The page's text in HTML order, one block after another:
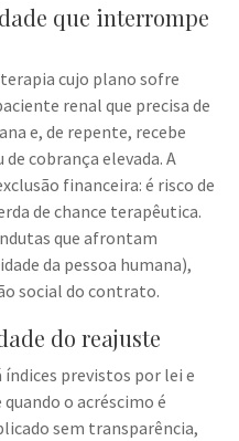
que interrompe
cujo plano sofre
renal que precisa de
e, de repente, recebe
cobrança elevada. A
financeira: é risco de
de chance terapêutica.
que afrontam
da pessoa humana),
social do contrato.
do reajuste
previstos por lei e
o acréscimo é
sem transparência,